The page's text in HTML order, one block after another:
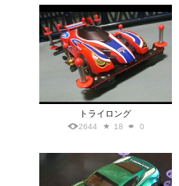
トライロング
2644 18 0